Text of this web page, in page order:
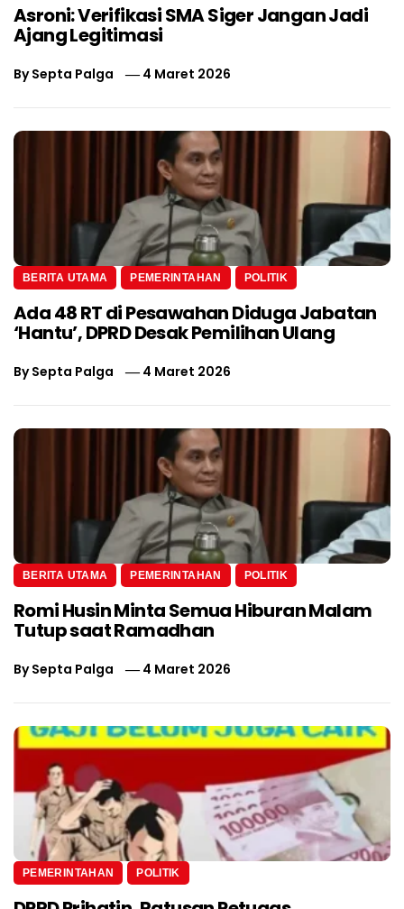
Asroni: Verifikasi SMA Siger Jangan Jadi
Ajang Legitimasi
BySepta Palga 4 Maret 2026
BERITA UTAMA PEMERINTAHAN POLITIK
Ada 48 RT di Pesawahan Diduga Jabatan
‘Hantu’, DPRD Desak Pemilihan Ulang
BySepta Palga 4 Maret 2026
BERITA UTAMA PEMERINTAHAN POLITIK
Romi Husin Minta Semua Hiburan Malam
Tutup saat Ramadhan
BySepta Palga 4 Maret 2026
PEMERINTAHAN POLITIK